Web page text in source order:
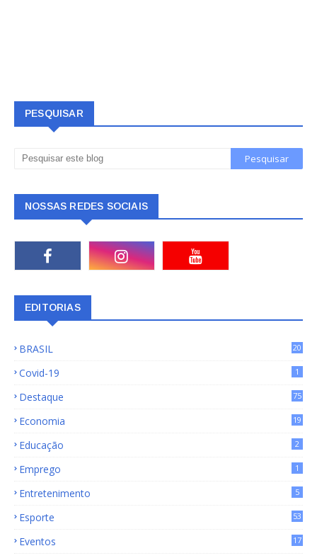
PESQUISAR
NOSSAS REDES SOCIAIS
EDITORIAS
BRASIL
20
Covid-19 1
Destaque
75
Economia
19
Educação 2
Emprego 1
Entretenimento 5
Esporte 53
Eventos 17